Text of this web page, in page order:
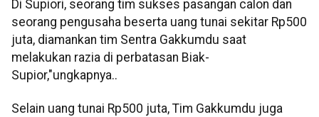
Di Supiori, seorang tim sukses pasangan calon dan
seorang pengusaha beserta uang tunai sekitar Rp500
juta, diamankan tim Sentra Gakkumdu saat
melakukan razia di perbatasan Biak-
Supior,"ungkapnya..
Selain uang tunai Rp500 juta, Tim Gakkumdu juga